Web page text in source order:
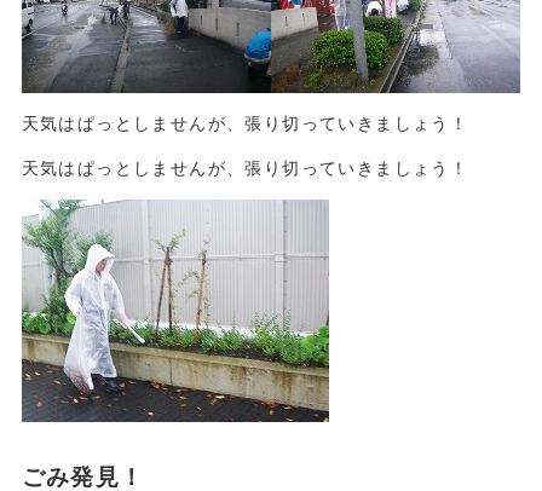
天気はぱっとしませんが、張り切っていきましょう！
天気はぱっとしませんが、張り切っていきましょう！
ごみ発見！